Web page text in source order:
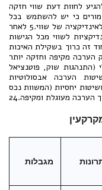
לחוות דעת שווי חזקה
מורים כי יש להשתמש בכל
שלוש הגישות, במידת הרלוונטיות, כדי להגיע לאינדיקציה של שווי.5 לאחר
לשווי מכל הגישות
דעת סופית.11 תהליך איחוד זה כרוך בשקילת האיכות
הערכה מקיפה וחזקה יותר
(התנהגות שוק, פוטנציאל
לשלב שיטות הערכה אבסולוטיות
יחסיות (המשוות נכס
הערכה מעוגלת ומקיפה.24
מגבלות